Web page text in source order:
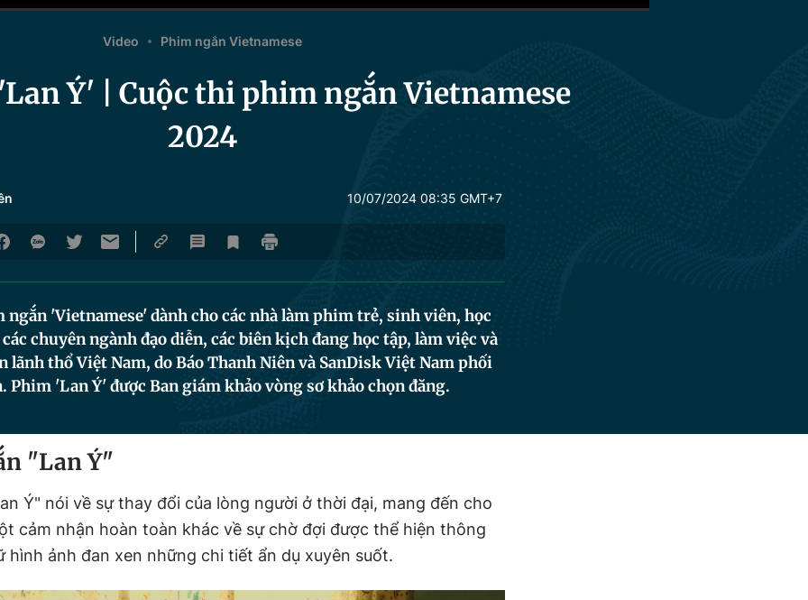
Video Phim ngắn Vietnamese
Ý' | Cuộc thi phim ngắn Vietnamese
2024
10/07/2024 08:35 GMT+7
ngắn 'Vietnamese' dành cho các nhà làm phim trẻ, sinh viên, học
chuyên ngành đạo diễn, các biên kịch đang học tập, làm việc và
lãnh thổ Việt Nam, do Báo Thanh Niên và SanDisk Việt Nam phối
Phim 'Lan Ý' được Ban giám khảo vòng sơ khảo chọn đăng.
"Lan Ý"
Ý" nói về sự thay đổi của lòng người ở thời đại, mang đến cho
cảm nhận hoàn toàn khác về sự chờ đợi được thể hiện thông
hình ảnh đan xen những chi tiết ẩn dụ xuyên suốt.